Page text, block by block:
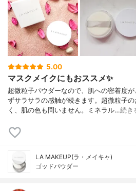
5.00
マスクメイクにもおススメ✨
超微粒子パウダーなので、肌への密着度
ずサラサラの感触が続きます。超微粒子
く、肌の色も問いません。ミネラル…続き
LA MAKEUP(ラ・メイキャ)
ゴッドパウダー